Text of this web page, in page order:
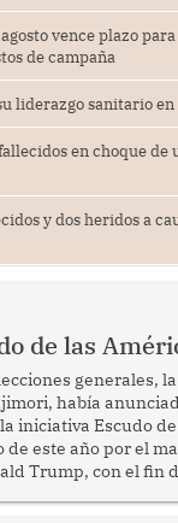
vence plazo
de campaña
liderazgo sanitario
en choque de
y dos heridos a
de las
generales,
había
iniciativa Escudo
de este año por el
Trump, con el fin